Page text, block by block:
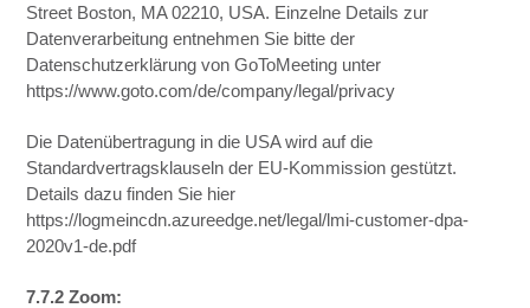
Street Boston, MA 02210, USA. Einzelne Details zur
Datenverarbeitung entnehmen Sie bitte der
Datenschutzerklärung von GoToMeeting unter
https://www.goto.com/de/company/legal/privacy
Die Datenübertragung in die USA wird auf die
Standardvertragsklauseln der EU-Kommission gestützt.
Details dazu finden Sie hier
https://logmeincdn.azureedge.net/legal/lmi-customer-dpa-
2020v1-de.pdf
7.7.2 Zoom: